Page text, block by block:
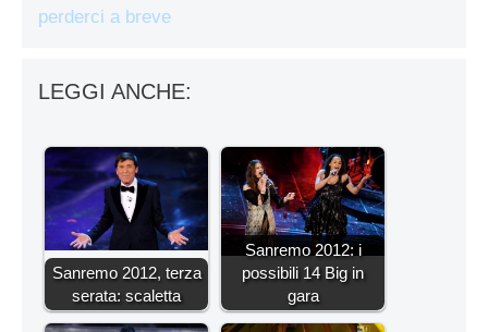
perderci a breve
LEGGI ANCHE:
Sanremo 2012, terza
serata: scaletta
Sanremo 2012: i
possibili 14 Big in
gara